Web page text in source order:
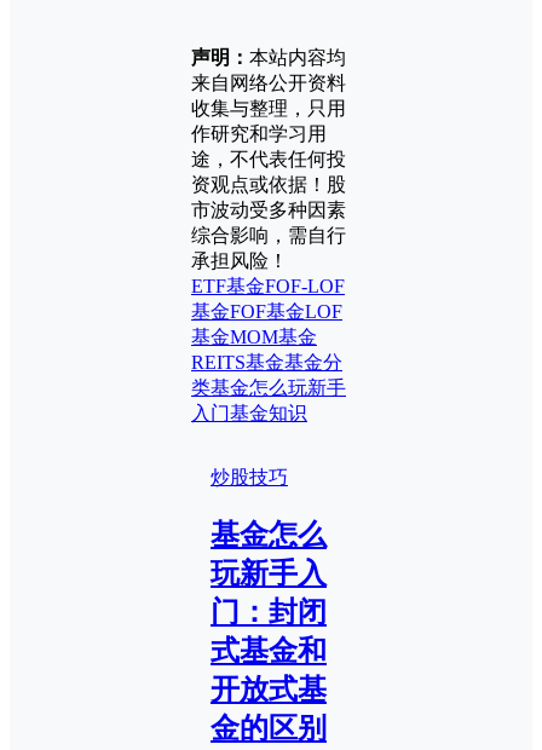
声明： 本站内容均
来自网络公开资料
收集与整理，只用
作研究和学习用
途，不代表任何投
资观点或依据！股
市波动受多种因素
综合影响，需自行
承担风险！
ETF基金FOF-LOF
基金FOF基金LOF
基金MOM基金
REITS基金基金分
类基金怎么玩新手
入门基金知识
炒股技巧
基金怎么
玩新手入
门：封闭
式基金和
开放式基
金的区别